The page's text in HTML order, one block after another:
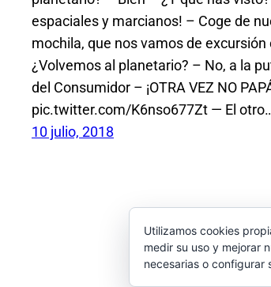
espaciales y marcianos! – Coge de
mochila, que nos vamos de excursión
¿Volvemos al planetario? – No, a la
del Consumidor – ¡OTRA VEZ NO
pic.twitter.com/K6nso677Zt — El
10 julio, 2018
Utilizamos cookies
medir su uso y mejorar
necesarias o configurar